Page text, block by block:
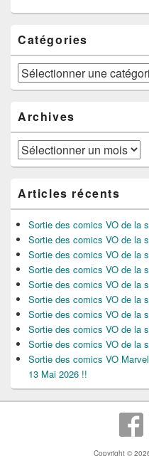
Catégories
Catégories
Archives
Archives
Articles récents
Sortie des comics VO de la
Sortie des comics VO de la
Sortie des comics VO de la
Sortie des comics VO de la
Sortie des comics VO de la
Sortie des comics VO de la
Sortie des comics VO de la
Sortie des comics VO de la
Sortie des comics VO de la
Sortie des comics VO
13 Mai 2026 !!
Copyright ©